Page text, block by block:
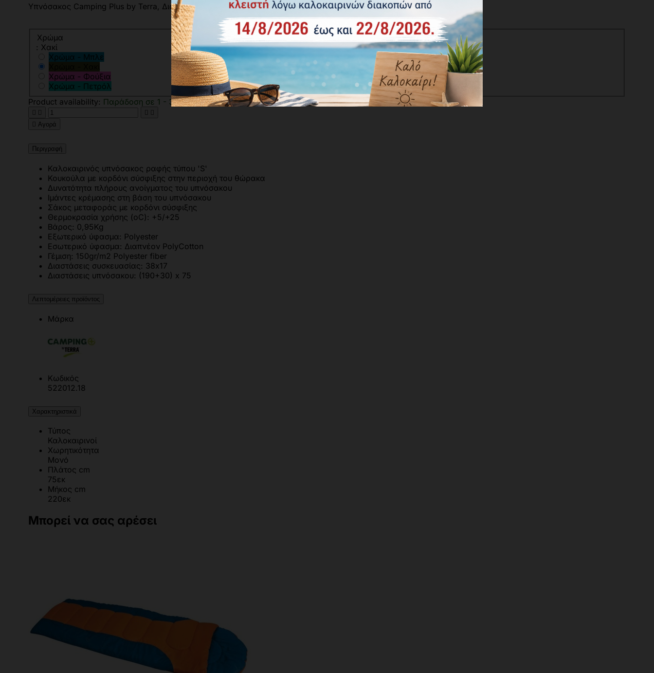
Υπνόσακος Camping Plus by Terra, Διαστάσεων: (190+30)cm x 75cm
Χρώμα
: Χακί
Χρώμα - Μπλε
Χρώμα - Φούξια
Χρώμα - Πετρόλ
Product availability: Παράδοση σε 1 - 3 ημέρες
   
 Αγορά
Περιγραφή
Καλοκαιρινός υπνόσακος ραφής τύπου 'S'
Κουκούλα με κορδόνι σύσφιξης στην περιοχή του θώρακα
Δυνατότητα πλήρους ανοίγματος του υπνόσακου
Ιμάντες κρέμασης στη βάση του υπνόσακου
Σάκος μεταφοράς με κορδόνι σύσφιξης
Θερμοκρασία χρήσης (oC): +5/+25
Βάρος: 0,95Kg
Εξωτερικό ύφασμα: Polyester
Εσωτερικό ύφασμα: Διαπνέον PolyCotton
Γέμιση: 150gr/m2 Polyester fiber
Διαστάσεις συσκευασίας: 38x17
Διαστάσεις υπνόσακου: (190+30) x 75
Λεπτομέρειες προϊόντος
Μάρκα
Κωδικός
522012.18
Χαρακτηριστικά
Τύπος
Καλοκαιρινοί
Χωρητικότητα
Μονό
Πλάτος cm
75εκ
Μήκος cm
220εκ
Μπορεί να σας αρέσει